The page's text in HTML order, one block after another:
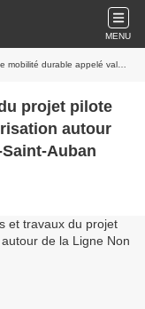
MENU
de la Ligne Non Circulée Digne-Saint-Auban
projet pilote
autour
Auban